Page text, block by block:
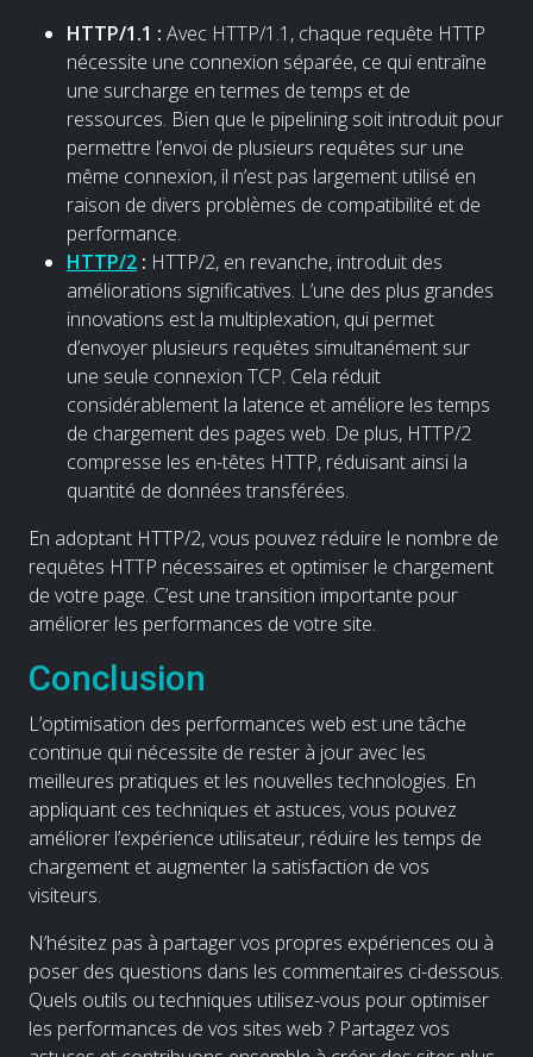
HTTP/1.1 : Avec HTTP/1.1, chaque requête HTTP
nécessite une connexion séparée, ce qui entraîne
une surcharge en termes de temps et de
ressources. Bien que le pipelining soit introduit pour
permettre l’envoi de plusieurs requêtes sur une
même connexion, il n’est pas largement utilisé en
raison de divers problèmes de compatibilité et de
performance.
HTTP/2 : HTTP/2, en revanche, introduit des
améliorations significatives. L’une des plus grandes
innovations est la multiplexation, qui permet
d’envoyer plusieurs requêtes simultanément sur
une seule connexion TCP. Cela réduit
considérablement la latence et améliore les temps
de chargement des pages web. De plus, HTTP/2
compresse les en-têtes HTTP, réduisant ainsi la
quantité de données transférées.
En adoptant HTTP/2, vous pouvez réduire le nombre de
requêtes HTTP nécessaires et optimiser le chargement
de votre page. C’est une transition importante pour
améliorer les performances de votre site.
Conclusion
L’optimisation des performances web est une tâche
continue qui nécessite de rester à jour avec les
meilleures pratiques et les nouvelles technologies. En
appliquant ces techniques et astuces, vous pouvez
améliorer l’expérience utilisateur, réduire les temps de
chargement et augmenter la satisfaction de vos
visiteurs.
N’hésitez pas à partager vos propres expériences ou à
poser des questions dans les commentaires ci-dessous.
Quels outils ou techniques utilisez-vous pour optimiser
les performances de vos sites web ? Partagez vos